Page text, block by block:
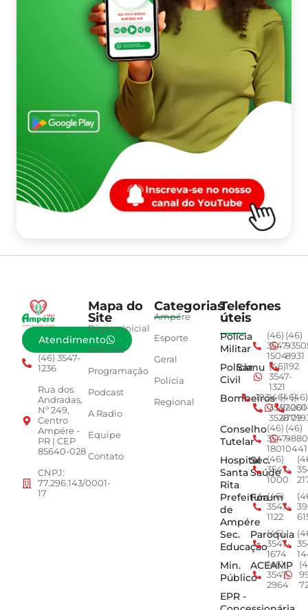
Atendimento
(46) 3547-
1236
Rua dos
Andradas,
Nº 249,
Centro
Ampére -
PR | CEP
85640-028
CNPJ:
77.296.143/0001-
17
Mapa do
Site
Página Inicial
Notícias
Programação
Podcast
A Radio
Equipe
Contato
Categorias
Ampére
Esporte
Geral
Polícia
Regional
Telefones
úteis
Polícia
Militar
(46)
3547-
1504
(46)
8931
Polícia
Civil
Samu (46)
3547-
1321
192
Bombeiros
193(46)
3547-
3528
(46)
4779
(46)
Conselho
Tutelar
(46)
3547-
1801
(46)
0441
Hospital
Santa
Rita
Sec.
Saúde
(46)
3547-
1000
Prefeitura
de
Ampére
Fórum
(46)
3547-
1122
Sec.
Educação
Paroquia
(46)
3547-
1674
Min.
Público
ACEAMP
(46)
3547-
2964
EPR -